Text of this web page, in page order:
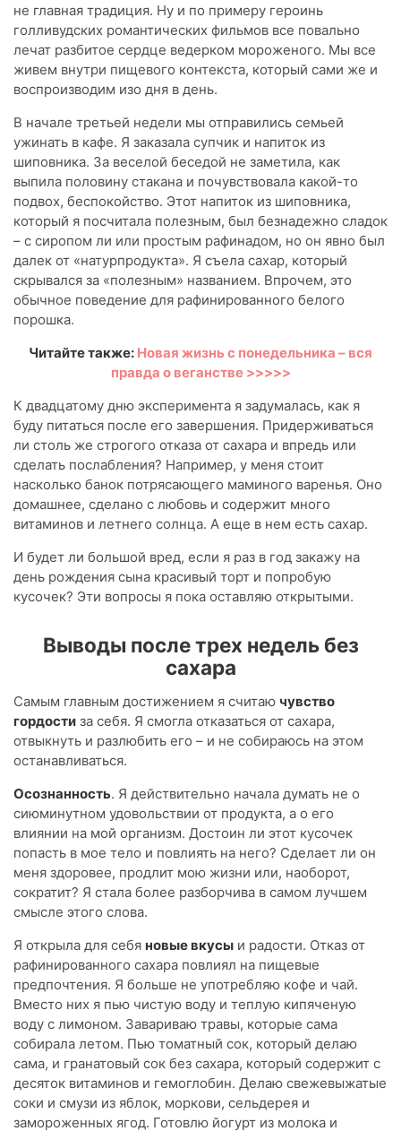
не главная традиция. Ну и по примеру героинь
голливудских романтических фильмов все повально
лечат разбитое сердце ведерком мороженого. Мы все
живем внутри пищевого контекста, который сами же и
воспроизводим изо дня в день.
В начале третьей недели мы отправились семьей
ужинать в кафе. Я заказала супчик и напиток из
шиповника. За веселой беседой не заметила, как
выпила половину стакана и почувствовала какой-то
подвох, беспокойство. Этот напиток из шиповника,
который я посчитала полезным, был безнадежно сладок
– с сиропом ли или простым рафинадом, но он явно был
далек от «натурпродукта». Я съела сахар, который
скрывался за «полезным» названием. Впрочем, это
обычное поведение для рафинированного белого
порошка.
Читайте также: Новая жизнь с понедельника – вся
правда о веганстве >>>>>
К двадцатому дню эксперимента я задумалась, как я
буду питаться после его завершения. Придерживаться
ли столь же строгого отказа от сахара и впредь или
сделать послабления? Например, у меня стоит
насколько банок потрясающего маминого варенья. Оно
домашнее, сделано с любовь и содержит много
витаминов и летнего солнца. А еще в нем есть сахар.
И будет ли большой вред, если я раз в год закажу на
день рождения сына красивый торт и попробую
кусочек? Эти вопросы я пока оставляю открытыми.
Выводы после трех недель без
сахара
Самым главным достижением я считаю чувство
гордости за себя. Я смогла отказаться от сахара,
отвыкнуть и разлюбить его – и не собираюсь на этом
останавливаться.
Осознанность. Я действительно начала думать не о
сиюминутном удовольствии от продукта, а о его
влиянии на мой организм. Достоин ли этот кусочек
попасть в мое тело и повлиять на него? Сделает ли он
меня здоровее, продлит мою жизни или, наоборот,
сократит? Я стала более разборчива в самом лучшем
смысле этого слова.
Я открыла для себя новые вкусы и радости. Отказ от
рафинированного сахара повлиял на пищевые
предпочтения. Я больше не употребляю кофе и чай.
Вместо них я пью чистую воду и теплую кипяченую
воду с лимоном. Завариваю травы, которые сама
собирала летом. Пью томатный сок, который делаю
сама, и гранатовый сок без сахара, который содержит с
десяток витаминов и гемоглобин. Делаю свежевыжатые
соки и смузи из яблок, моркови, сельдерея и
замороженных ягод. Готовлю йогурт из молока и